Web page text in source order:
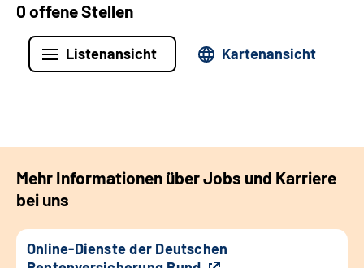
0 offene Stellen
Listenansicht Kartenansicht
Mehr Informationen über Jobs und Karriere
bei uns
Online-Dienste der Deutschen